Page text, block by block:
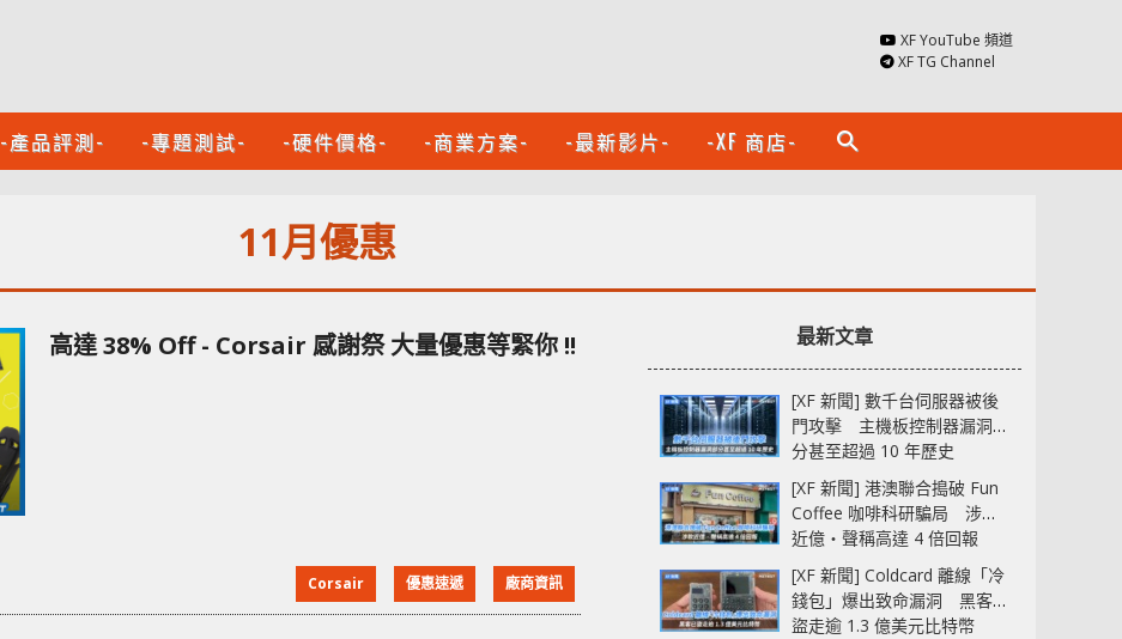
XF YouTube 頻道
XF TG Channel
-產品評測- -專題測試- -硬件價格- -商業方案- -最新影片- -XF 商店- search
11月優惠
高達 38% Off - Corsair 感謝祭 大量優惠等緊你 !!
Corsair 優惠速遞 廠商資訊
最新文章
[XF 新聞] 數千台伺服器被後
門攻擊 主機板控制器漏洞部
分甚至超過 10 年歷史
[XF 新聞] 港澳聯合搗破 Fun
Coffee 咖啡科研騙局 涉款
近億‧聲稱高達 4 倍回報
[XF 新聞] Coldcard 離線「冷
錢包」爆出致命漏洞 黑客已
盜走逾 1.3 億美元比特幣